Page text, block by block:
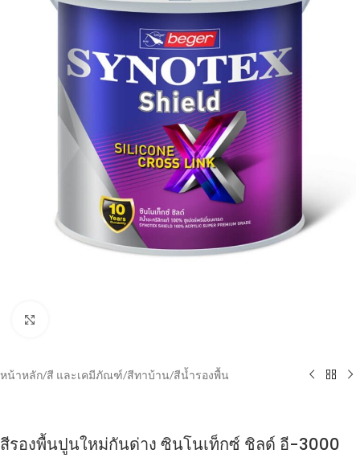
หน้าหลัก/สี และเคมีภัณฑ์/สีทาบ้าน/สีน้ำรองพื้น
สีรองพื้นปูนใหม่กันด่าง ซินโนเท็กซ์ ชิลด์ อี-3000